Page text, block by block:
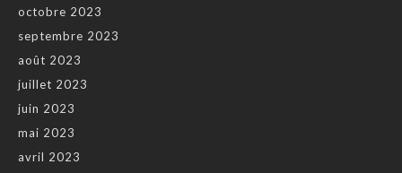
octobre 2023
septembre 2023
août 2023
juillet 2023
juin 2023
mai 2023
avril 2023